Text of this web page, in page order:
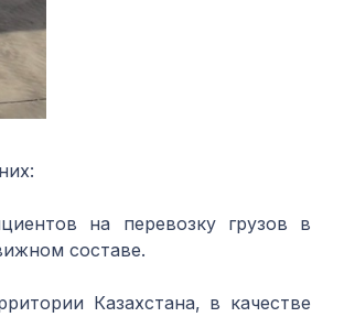
на перевозку грузов в
составе.
Казахстана, в качестве